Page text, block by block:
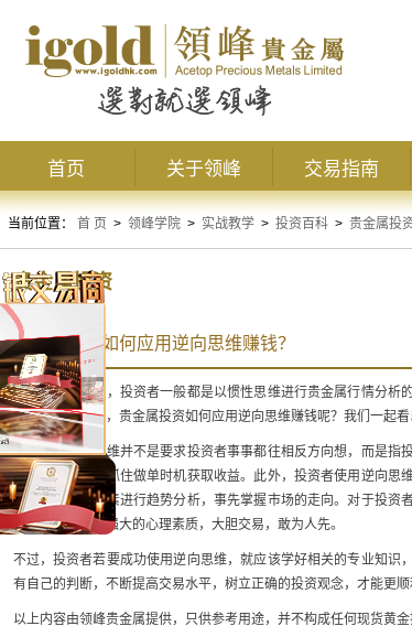
首页 关于领峰 交易指南
当前位置： 首 页 > 领峰学院 > 实战教学 > 投资百科 > 贵金属投
贵金属投资
贵金属投资如何应用逆向思维赚钱？
在交易的过程中，投资者一般都是以惯性思维进行贵金属行情分
做单方式。那么，贵金属投资如何应用逆向思维赚钱呢？我们一起看
这里说的逆向思维并不是要求投资者事事都往相反方向想，而是
动向，从而及时抓住做单时机获取收益。此外，投资者使用逆向
行情的基本面因素进行趋势分析，事先掌握市场的走向。对于投资
而且自身要具备强大的心理素质，大胆交易，敢为人先。
不过，投资者若要成功使用逆向思维，就应该学好相关的专业知
有自己的判断，不断提高交易水平，树立正确的投资观念，才能更顺
以上内容由领峰贵金属提供，只供参考用途，并不构成任何现货黄金